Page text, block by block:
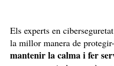
Els experts en
la millor manera de
mantenir la calma i fer